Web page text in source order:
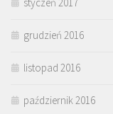
grudzień 2016
listopad 2016
październik 2016